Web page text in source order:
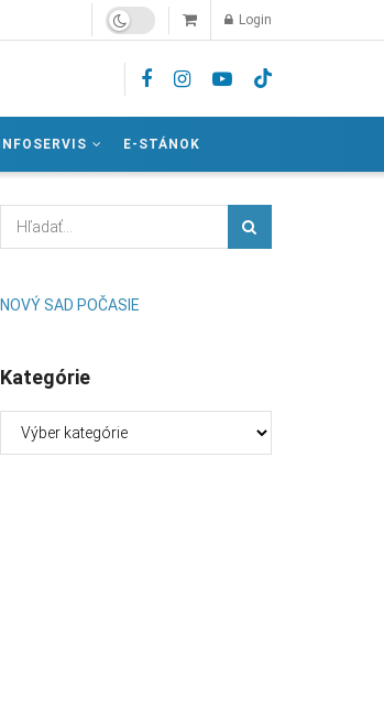
Login
INFOSERVIS E-STÁNOK
NOVÝ SAD POČASIE
Kategórie